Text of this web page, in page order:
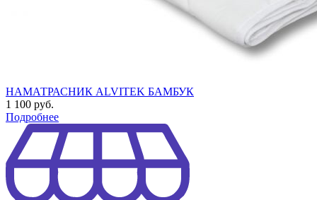
НАМАТРАСНИК ALVITEK БАМБУК
1 100 руб.
Подробнее